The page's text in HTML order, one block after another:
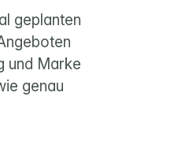
geplanten
und Marke
genau